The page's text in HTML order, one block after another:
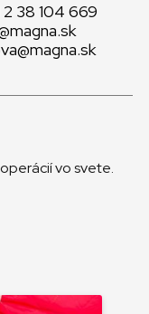
38 104 669
vo svete.